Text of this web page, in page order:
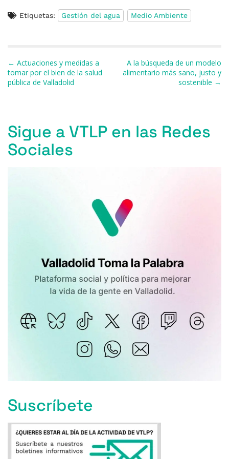
c
o
o
u
e
y
h
re
s
h
at
el
e
a
m
m
ai
o
m
ar
ti
Etiquetas: Gestión del agua Medio Ambiente
Navegación de entradas
← Actuaciones y medidas a
tomar por el bien de la salud
pública de Valladolid
A la búsqueda de un modelo
alimentario más sano, justo y
sostenible →
Sigue a VTLP en las Redes
Sociales
Suscríbete